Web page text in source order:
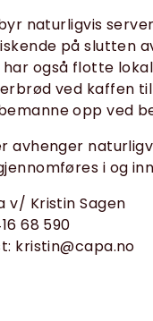
naturligvis
på slutten
har også flotte
ved kaffen
opp ved
avhenger
i og
v/ Kristin Sagen
68 590
kristin@capa.no